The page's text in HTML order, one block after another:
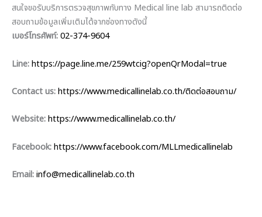
สนใจขอรับบริการตรวจสุขภาพกับทาง Medical line lab สามารถติดต่อ
สอบถามข้อมูลเพิ่มเติมได้จากช่องทางดังนี้
เบอร์โทรศัพท์:02-374-9604
Line:https://page.line.me/259wtcig?openQrModal=true
Contact us:https://www.medicallinelab.co.th/ติดต่อสอบถาม/
Website:https://www.medicallinelab.co.th/
Facebook:https://www.facebook.com/MLLmedicallinelab
Email:info@medicallinelab.co.th